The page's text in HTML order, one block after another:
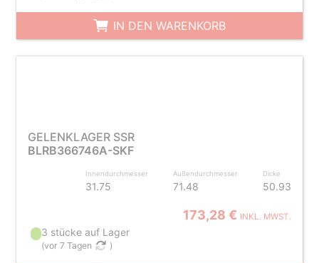
IN DEN WARENKORB
GELENKLAGER SSR
BLRB366746A-SKF
Innendurchmesser
31.75
Außendurchmesser
71.48
Dicke
50.93
173,28 € INKL. MWST.
3 stücke auf Lager
(vor 7 Tagen )